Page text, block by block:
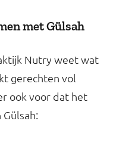
met Gülsah
Nutry weet wat
gerechten vol
ook voor dat het